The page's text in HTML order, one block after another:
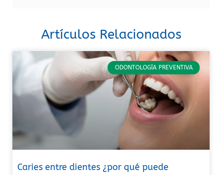
Artículos Relacionados
ODONTOLOGÍA PREVENTIVA
Caries entre dientes ¿por qué puede